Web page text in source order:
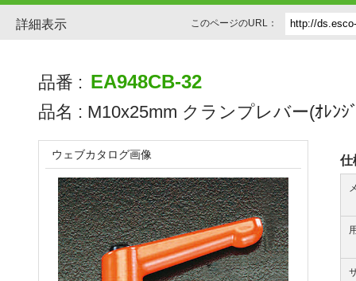
詳細表示 このページのURL：
品番 : EA948CB-32
品名 : M10x25mm クランプレバー(ｵﾚﾝｼ
仕
ウェブカタログ画像